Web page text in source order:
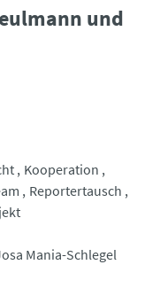
und
Kooperation
Reportertausch
Mania-Schlegel